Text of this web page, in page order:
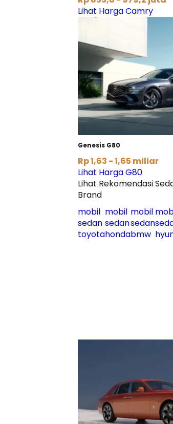
Lihat Harga Camry
Genesis G80
Rp 1,63 - 1,65 miliar
Lihat Harga G80
Lihat Rekomendasi
Brand
mobil
sedan
toyota
mobil
sedan
honda
mobil
sedan
bmw